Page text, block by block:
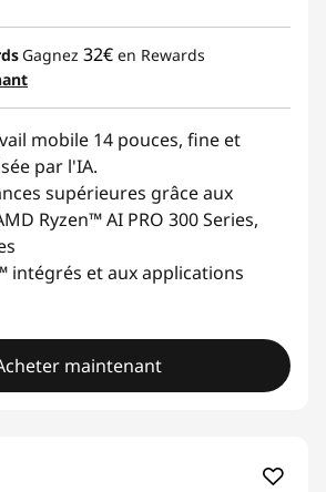
Gagnez 32€ en Rewards
mobile 14 pouces, fine et
par l'IA.
supérieures grâce aux
Ryzen™ AI PRO 300 Series,
intégrés et aux applications
maintenant